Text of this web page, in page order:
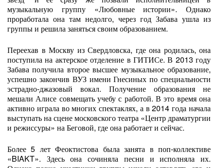
музыкальную группу «Любовные истории». Однако
проработала она там недолго, через год Забава ушла из
группы и решила заняться своим образованием.
Переехав в Москву из Свердловска, где она родилась, она
поступила на актерское отделение в ГИТИСе. В 2013 году
Забава получила второе высшее музыкальное образование,
успешно закончив ВУЗ имени Гнесиных по специальности
эстрадно-джазовый вокал. Получение образования не
мешали Алисе совмещать учебу с работой. В это время она
активно играла во многих спектаклях, а в 2014 года начала
выступать на сцене московского театра «Центр драматургии
и режиссуры» на Беговой, где она работает и сейчас.
Более 5 лет Феоктистова была занята в поп-коллективе
«BIAKT». Здесь она сочиняла песни и исполняла их.